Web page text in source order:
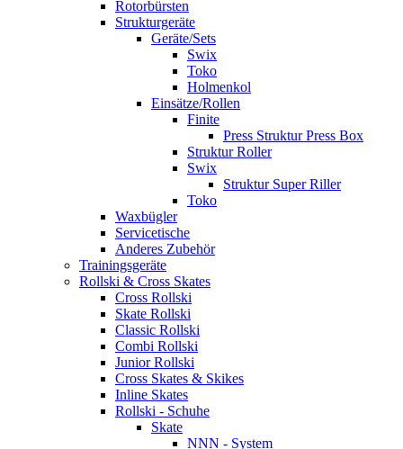
Rotorbürsten
Strukturgeräte
Geräte/Sets
Swix
Toko
Holmenkol
Einsätze/Rollen
Finite
Press Struktur Press Box
Struktur Roller
Swix
Struktur Super Riller
Toko
Waxbügler
Servicetische
Anderes Zubehör
Trainingsgeräte
Rollski & Cross Skates
Cross Rollski
Skate Rollski
Classic Rollski
Combi Rollski
Junior Rollski
Cross Skates & Skikes
Inline Skates
Rollski - Schuhe
Skate
NNN - System